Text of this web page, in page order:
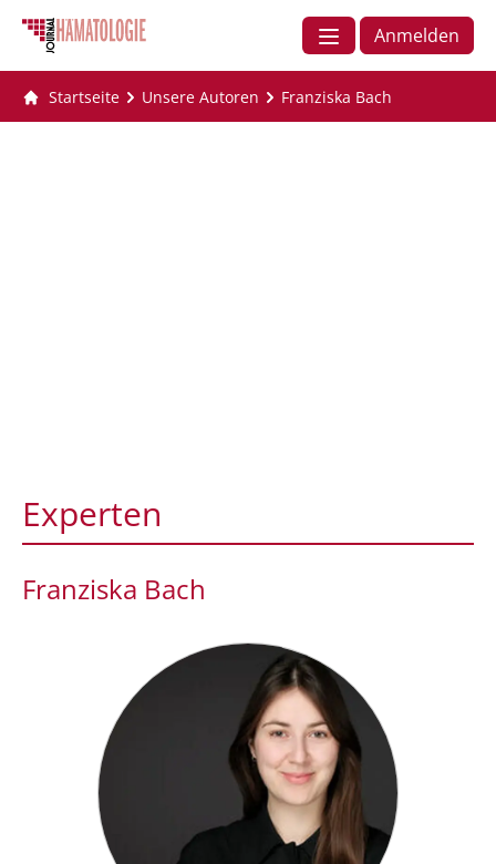
Anmelden
Startseite Unsere Autoren Franziska Bach
Experten
Franziska Bach